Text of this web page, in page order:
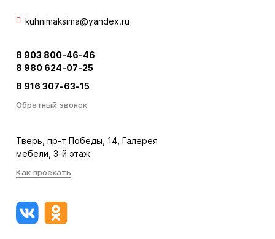
kuhnimaksima@yandex.ru
8 903 800-46-46
8 980 624-07-25
8 916 307-63-15
Обратный звонок
Тверь, пр-т Победы, 14, Галерея
мебели, 3-й этаж
Как проехать